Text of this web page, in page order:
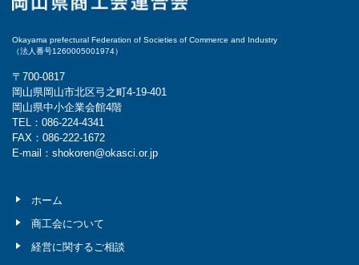
Okayama prefectural Federation of Societies of Commerce and Industry
（法人番号1260005001974）
〒700-0817
岡山県岡山市北区弓之町4-19-401
岡山県中小企業会館4階
TEL：086-224-4341
FAX：086-222-1672
E-mail：shokoren@okasci.or.jp
ホーム
商工会について
経営に関するご相談